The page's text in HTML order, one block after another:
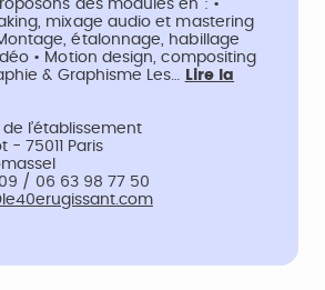
des modules en : •
mixage audio et mastering
étalonnage, habillage
• Motion design, compositing
& Graphisme Les… Lire la
l’établissement
- 75011 Paris
/ 06 63 98 77 50